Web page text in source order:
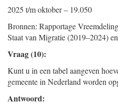
2025 t/m oktober – 19.050
Bronnen: Rapportage
Staat van Migratie (2019–2024)
Vraag (10):
Kunt u in een tabel aangeven
gemeente in Nederland worden
Antwoord: